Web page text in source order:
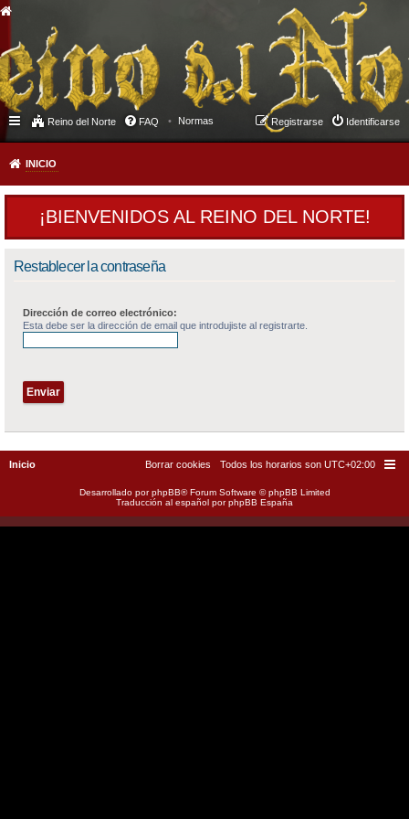
Reino del Norte FAQ Normas Identificarse
Registrarse
INICIO
¡BIENVENIDOS AL REINO DEL NORTE!
Restablecer la contraseña
Dirección de correo electrónico:
Esta debe ser la dirección de email que introdujiste al registrarte.
Inicio Todos los horarios son UTC+02:00
Borrar cookies
Desarrollado porphpBB® Forum Software © phpBB Limited
Traducción al español porphpBB España